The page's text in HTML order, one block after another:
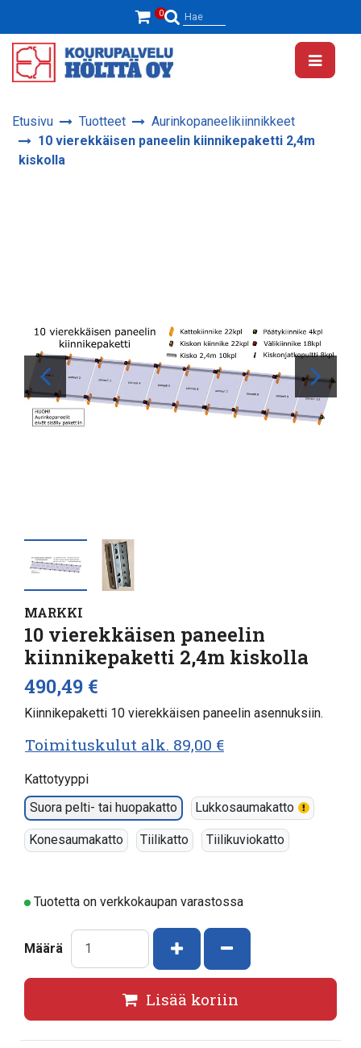
0
Hae
Etusivu Tuotteet
Aurinkopaneelikiinnikkeet
10 vierekkäisen paneelin kiinnikepaketti 2,4m
kiskolla
MARKKI
10 vierekkäisen paneelin
kiinnikepaketti 2,4m kiskolla
490,49 €
Kiinnikepaketti 10 vierekkäisen paneelin asennuksiin.
Toimituskulut alk. 89,00 €
Kattotyyppi
Suora pelti- tai huopakatto
Lukkosaumakatto
Konesaumakatto Tiilikatto Tiilikuviokatto
Tuotetta on verkkokaupan varastossa
Määrä Kasvata määrää
Vähennä määrää
Lisää koriin